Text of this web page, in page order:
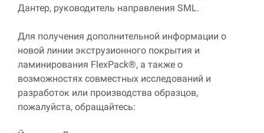
Дантер, руководитель направления SML.
Для получения дополнительной информации о
новой линии экструзионного покрытия и
ламинирования FlexPack®, а также о
возможностях совместных исследований и
разработок или производства образцов,
пожалуйста, обращайтесь: